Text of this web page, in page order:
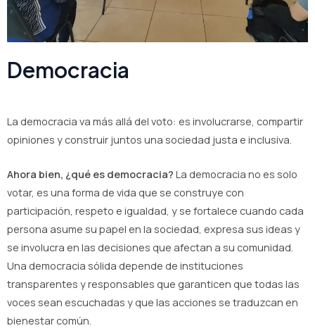
Democracia
La democracia va más allá del voto: es involucrarse, compartir
opiniones y construir juntos una sociedad justa e inclusiva.
Ahora bien, ¿qué es democracia? La democracia no es solo
votar, es una forma de vida que se construye con
participación, respeto e igualdad, y se fortalece cuando cada
persona asume su papel en la sociedad, expresa sus ideas y
se involucra en las decisiones que afectan a su comunidad.
Una democracia sólida depende de instituciones
transparentes y responsables que garanticen que todas las
voces sean escuchadas y que las acciones se traduzcan en
bienestar común.